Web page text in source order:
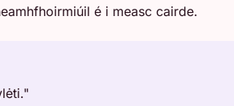
é i measc cairde.